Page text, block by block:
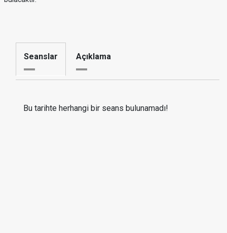
Seanslar Açıklama
Bu tarihte herhangi bir seans bulunamadı!